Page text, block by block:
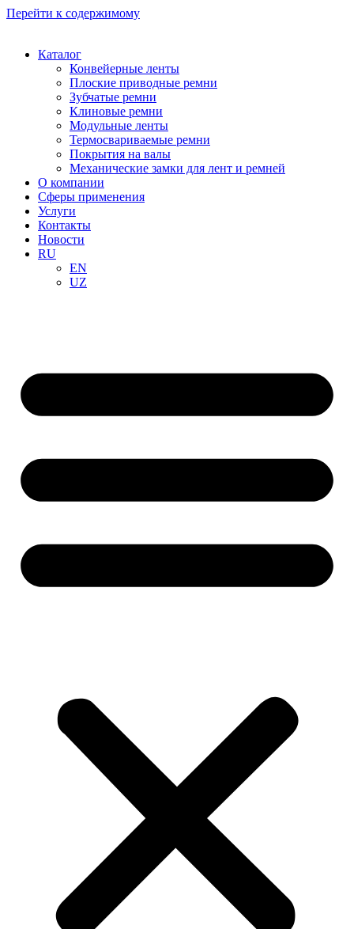
Перейти к содержимому
Каталог
Конвейерные ленты
Плоские приводные ремни
Зубчатые ремни
Клиновые ремни
Модульные ленты
Термосвариваемые ремни
Покрытия на валы
Механические замки для лент и ремней
О компании
Сферы применения
Услуги
Контакты
Новости
RU
EN
UZ